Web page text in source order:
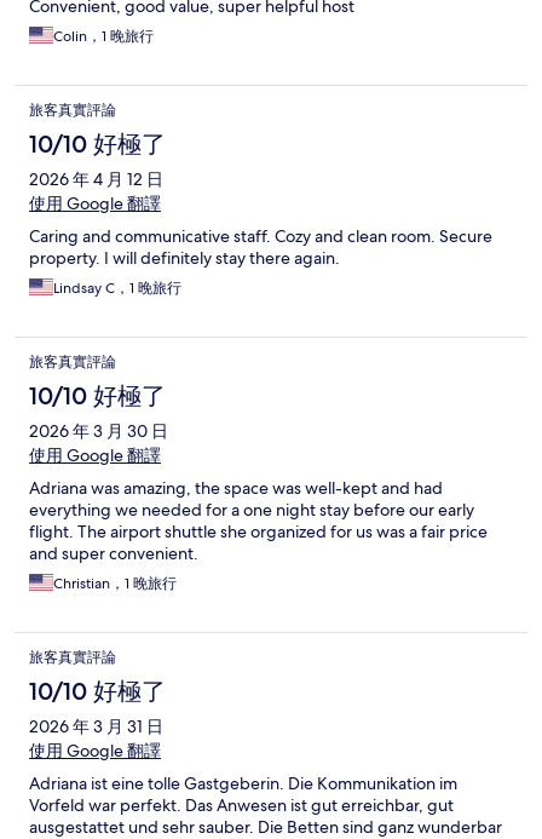
Convenient, good value, super helpful host
Colin，1 晚旅行
旅客真實評論
10/10 好極了
2026 年 4 月 12 日
使用 Google 翻譯
Caring and communicative staff. Cozy and clean room. Secure
property. I will definitely stay there again.
Lindsay C，1 晚旅行
旅客真實評論
10/10 好極了
2026 年 3 月 30 日
使用 Google 翻譯
Adriana was amazing, the space was well-kept and had
everything we needed for a one night stay before our early
flight. The airport shuttle she organized for us was a fair price
and super convenient.
Christian，1 晚旅行
旅客真實評論
10/10 好極了
2026 年 3 月 31 日
使用 Google 翻譯
Adriana ist eine tolle Gastgeberin. Die Kommunikation im
Vorfeld war perfekt. Das Anwesen ist gut erreichbar, gut
ausgestattet und sehr sauber. Die Betten sind ganz wunderbar